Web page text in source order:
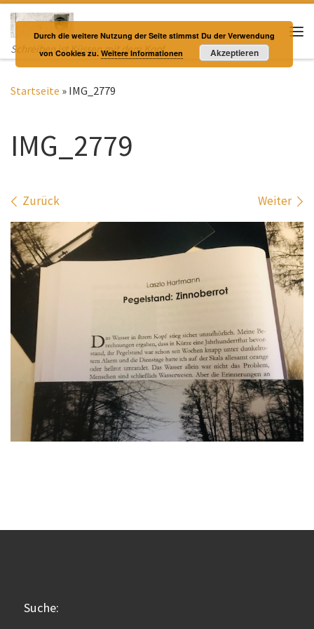
Zum Inhalt springen
Schreiben ist Küssen mit dem Kopf
Startseite » IMG_2779
IMG_2779
Bilder Navigation
Zurück Weiter
Suche:
Durch die weitere Nutzung der Seite stimmst Du der Verwendung
von Cookies zu.Weitere Informationen Akzeptieren